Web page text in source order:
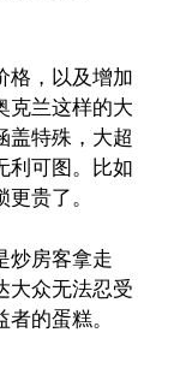
格，以及增加
克兰这样的大
盖特殊，大超
利可图。比如
贵了。
炒房客拿走
大众无法忍受
的蛋糕。